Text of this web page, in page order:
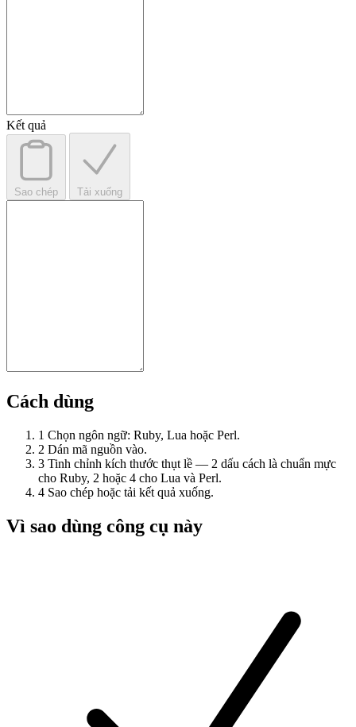
Kết quả
Sao chép Tải xuống
Cách dùng
1 Chọn ngôn ngữ: Ruby, Lua hoặc Perl.
2 Dán mã nguồn vào.
3 Tinh chỉnh kích thước thụt lề — 2 dấu cách là chuẩn mực
cho Ruby, 2 hoặc 4 cho Lua và Perl.
4 Sao chép hoặc tải kết quả xuống.
Vì sao dùng công cụ này